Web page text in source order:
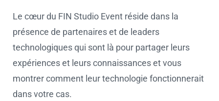
Le cœur du FIN Studio Event réside dans la
présence de partenaires et de leaders
technologiques qui sont là pour partager leurs
expériences et leurs connaissances et vous
montrer comment leur technologie fonctionnerait
dans votre cas.